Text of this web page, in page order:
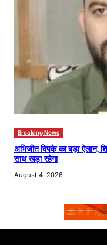
Breaking News
अभिजीत दिपके का बड़ा ऐलान,
साथ खड़ा रहेगा
August 4, 2026